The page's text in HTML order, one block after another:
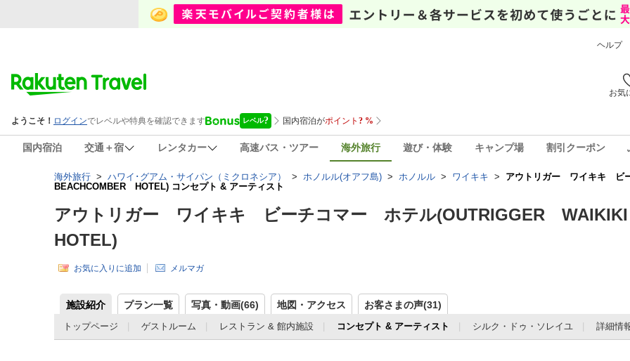
ヘルプ
お気
国内宿泊 交通＋宿 レンタカー 高速バス・ツアー 海外旅行 遊び・体験 キャンプ場 割引クーポン
海外旅行 > ハワイ･グアム・サイパン（ミクロネシア） > ホノルル(オアフ島) > ホノルル > ワイキキ > アウトリガー ワイキキ ビ
BEACHCOMBER HOTEL) コンセプト & アーティスト
アウトリガー ワイキキ ビーチコマー ホテル(OUTRIGGER
HOTEL)
お気に入りに追加 メルマガ
施設紹介 プラン一覧 写真・動画(66) 地図・アクセス お客さまの声(31)
トップページ ゲストルーム レストラン & 館内施設 コンセプト & アーティスト シルク・ドゥ・ソレイユ 詳細情